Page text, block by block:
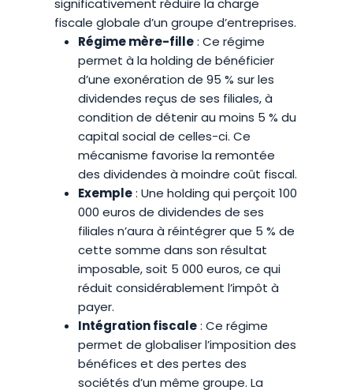
significativement réduire la charge
fiscale globale d’un groupe d’entreprises.
Régime mère-fille: Ce régime
permet à la holding de bénéficier
d’une exonération de 95 % sur les
dividendes reçus de ses filiales, à
condition de détenir au moins 5 % du
capital social de celles-ci. Ce
mécanisme favorise la remontée
des dividendes à moindre coût fiscal.
Exemple: Une holding qui perçoit 100
000 euros de dividendes de ses
filiales n’aura à réintégrer que 5 % de
cette somme dans son résultat
imposable, soit 5 000 euros, ce qui
réduit considérablement l’impôt à
payer.
Intégration fiscale: Ce régime
permet de globaliser l’imposition des
bénéfices et des pertes des
sociétés d’un même groupe. La